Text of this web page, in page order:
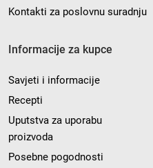
Kontakti za poslovnu suradnju
Informacije za kupce
Savjeti i informacije
Recepti
Uputstva za uporabu
proizvoda
Posebne pogodnosti